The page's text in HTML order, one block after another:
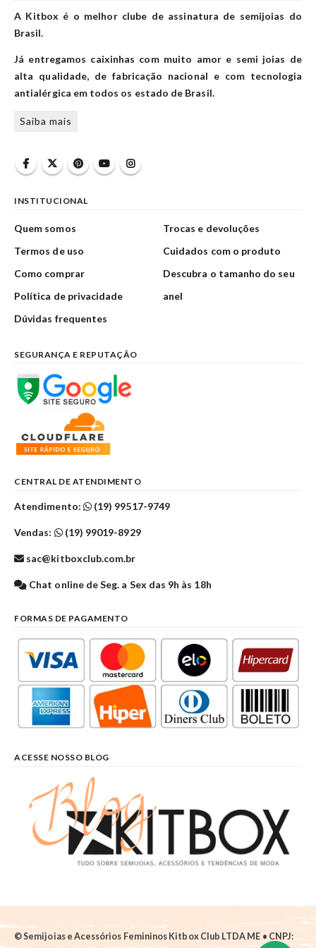
A Kitbox é o melhor clube de assinatura de semijoias do
Brasil.
Já entregamos caixinhas com muito amor e semi joias de
alta qualidade, de fabricação nacional e com tecnologia
antialérgica em todos os estado de Brasil.
Saiba mais
INSTITUCIONAL
Quem somos
Termos de uso
Como comprar
Política de privacidade
Dúvidas frequentes
Trocas e devoluções
Cuidados com o produto
Descubra o tamanho do seu
anel
SEGURANÇA E REPUTAÇÃO
CENTRAL DE ATENDIMENTO
Atendimento: (19) 99517-9749
Vendas: (19) 99019-8929
sac@kitboxclub.com.br
Chat online de Seg. a Sex das 9h às 18h
FORMAS DE PAGAMENTO
ACESSE NOSSO BLOG
© Semijoias e Acessórios Femininos Kitbox Club LTDA ME • CNPJ: